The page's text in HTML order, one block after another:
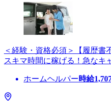
＜経験・資格必須＞【履歴書
スキマ時間に稼げる！急なキ
ホームヘルパー時給